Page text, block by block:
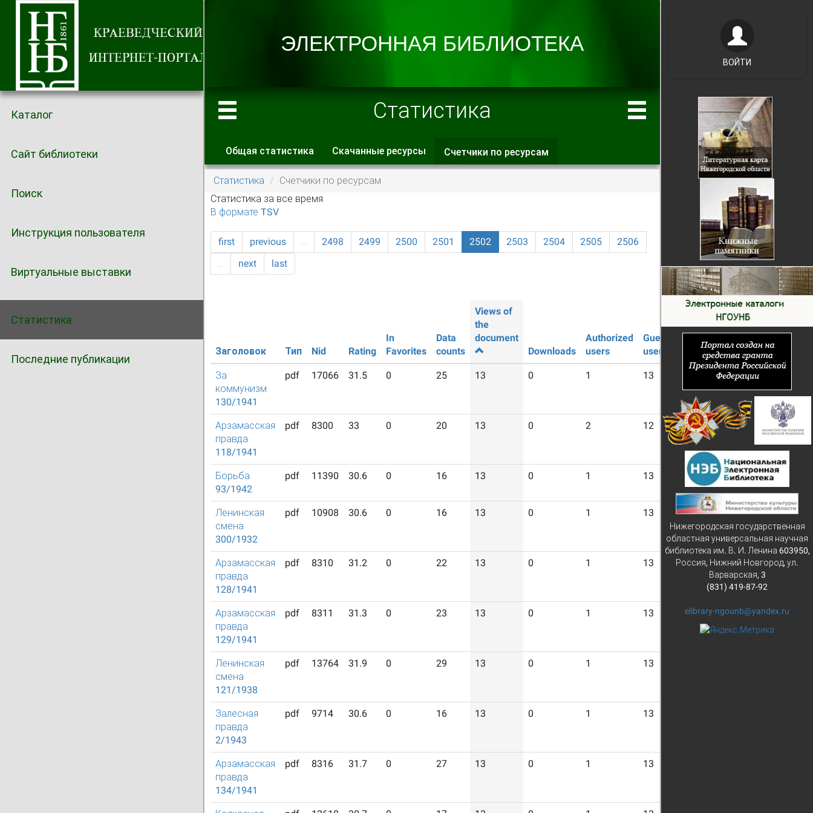
Каталог
Сайт библиотеки
Поиск
Инструкция пользователя
Виртуальные выставки
Статистика
Последние публикации
Статистика
Главные вкладки
Общая статистика Скачанные ресурсы Счетчики по ресурсам
вкладка)
Статистика
Счетчики по ресурсам
Статистика за все время
В формате TSV
first previous … 2498 2499 2500 2501 2502 2503 2504 2505
2506
…
next last
Заголовок Тип Nid Rating
In
Favorites
Data
counts
Views of
the
document
Downloads
Authorized
users
Guest
users
За
коммунизм
130/1941
pdf 17066 31.5 0 25 13 0 1 13
Арзамасская
правда
118/1941
pdf 8300 33 0 20 13 0 2 12
Борьба
93/1942
pdf 11390 30.6 0 16 13 0 1 13
Ленинская
смена
300/1932
pdf 10908 30.6 0 16 13 0 1 13
Арзамасская
правда
128/1941
pdf 8310 31.2 0 22 13 0 1 13
Арзамасская
правда
129/1941
pdf 8311 31.3 0 23 13 0 1 13
Ленинская
смена
121/1938
pdf 13764 31.9 0 29 13 0 1 13
Залесная
правда
2/1943
pdf 9714 30.6 0 16 13 0 1 13
Арзамасская
правда
134/1941
pdf 8316 31.7 0 27 13 0 1 13
ВОЙТИ
Нижегородская государственная
областная универсальная научная
библиотека им. В. И. Ленина 603950,
Россия, Нижний Новгород, ул.
Варварская, 3
(831) 419-87-92
elibrary-ngounb@yandex.ru